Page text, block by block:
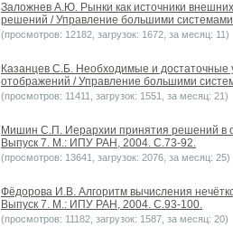
Заложнев А.Ю. Рынки как источники
решений / Управление большими
(просмотров: 12182, загрузок: 1672, за месяц: 11)
Казанцев С.Б. Необходимые и
отображений / Управление большими
(просмотров: 11411, загрузок: 1551, за месяц: 21)
Мишин С.П. Иерархии принятия решений в
Выпуск 7. М.: ИПУ РАН, 2004. С.73-92.
(просмотров: 13641, загрузок: 2076, за месяц: 25)
Фёдорова И.В. Алгоритм вычисления
Выпуск 7. М.: ИПУ РАН, 2004. С.93-100.
(просмотров: 11182, загрузок: 1587, за месяц: 20)